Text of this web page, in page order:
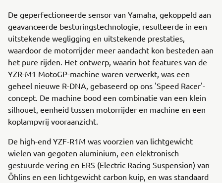
De geperfectioneerde sensor van Yamaha, gekoppeld aan
geavanceerde besturingstechnologie, resulteerde in een
uitstekende wegligging en uitstekende prestaties,
waardoor de motorrijder meer aandacht kon besteden aan
het pure rijden. Het ontwerp, waarin hot features van de
YZR-M1 MotoGP-machine waren verwerkt, was een
geheel nieuwe R-DNA, gebaseerd op ons 'Speed Racer'-
concept. De machine bood een combinatie van een klein
silhouet, eenheid tussen motorrijder en machine en een
koplampvrij vooraanzicht.
De high-end YZF-R1M was voorzien van lichtgewicht
wielen van gegoten aluminium, een elektronisch
gestuurde vering en ERS (Electric Racing Suspension) van
Öhlins en een lichtgewicht carbon kuip, en was standaard